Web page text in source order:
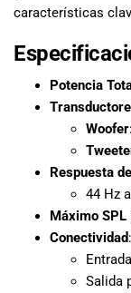
características
Potencia
Woofer
Respuesta
44 Hz
Máximo
Conectividad:
Salida